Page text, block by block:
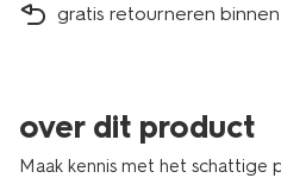
gratis retourneren
over dit product
Maak kennis met het schattige